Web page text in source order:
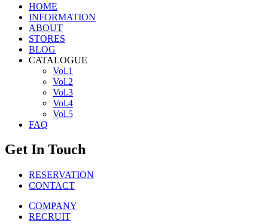
HOME
INFORMATION
ABOUT
STORES
BLOG
CATALOGUE
Vol.1
Vol.2
Vol.3
Vol.4
Vol.5
FAQ
Get In Touch
RESERVATION
CONTACT
COMPANY
RECRUIT